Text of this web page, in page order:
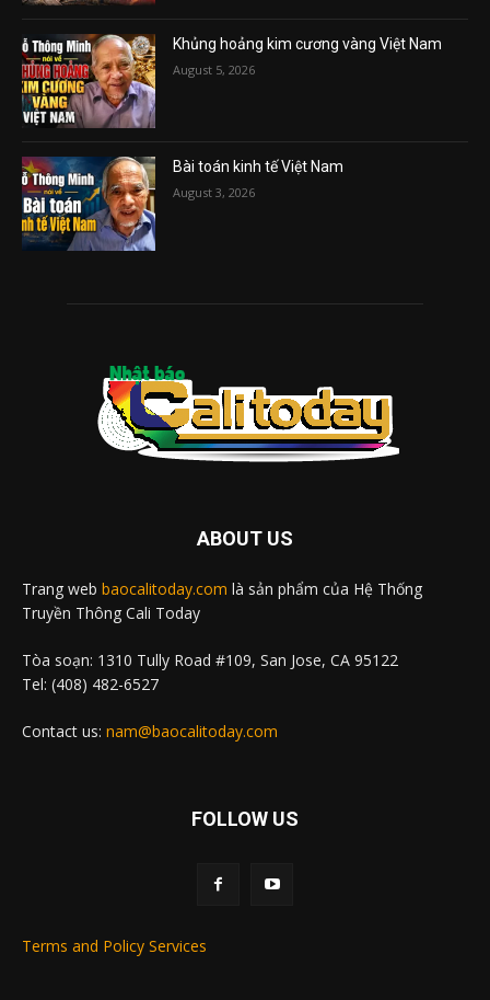
Khủng hoảng kim cương vàng Việt Nam
August 5, 2026
Bài toán kinh tế Việt Nam
August 3, 2026
ABOUT US
Trang web baocalitoday.com là sản phẩm của Hệ Thống
Truyền Thông Cali Today
Tòa soạn: 1310 Tully Road #109, San Jose, CA 95122
Tel: (408) 482-6527
Contact us: nam@baocalitoday.com
FOLLOW US
Terms and Policy Services